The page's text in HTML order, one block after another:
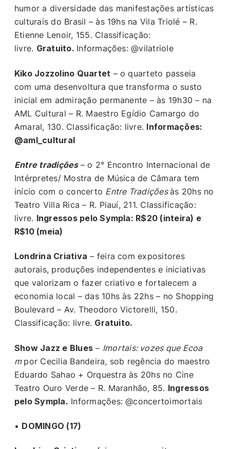
humor a diversidade das manifestações artísticas
culturais do Brasil – às 19hs na Vila Triolé – R.
Etienne Lenoir, 155. Classificação:
livre. Gratuito. Informações: @vilatriole
Kiko Jozzolino Quartet – o quarteto passeia
com uma desenvoltura que transforma o susto
inicial em admiração permanente – às 19h30 – na
AML Cultural – R. Maestro Egídio Camargo do
Amaral, 130. Classificação: livre. Informações:
@aml_cultural
Entre tradições – o 2° Encontro Internacional de
Intérpretes/ Mostra de Música de Câmara tem
início com o concerto Entre Tradiçõesàs 20hs no
Teatro Villa Rica – R. Piauí, 211. Classificação:
livre. Ingressos pelo Sympla: R$20 (inteira) e
R$10 (meia)
Londrina Criativa – feira com expositores
autorais, produções independentes e iniciativas
que valorizam o fazer criativo e fortalecem a
economia local – das 10hs às 22hs – no Shopping
Boulevard – Av. Theodoro Victorelli, 150.
Classificação: livre. Gratuito.
Show Jazz e Blues – Imortais: vozes que Ecoa
m por Cecilia Bandeira, sob regência do maestro
Eduardo Sahao + Orquestra às 20hs no Cine
Teatro Ouro Verde – R. Maranhão, 85. Ingressos
pelo Sympla. Informações: @concertoimortais
• DOMINGO (17)